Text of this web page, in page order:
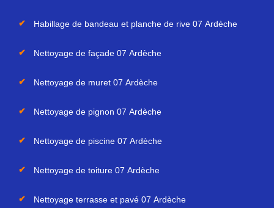
Habillage de bandeau et planche de rive 07 Ardèche
Nettoyage de façade 07 Ardèche
Nettoyage de muret 07 Ardèche
Nettoyage de pignon 07 Ardèche
Nettoyage de piscine 07 Ardèche
Nettoyage de toiture 07 Ardèche
Nettoyage terrasse et pavé 07 Ardèche